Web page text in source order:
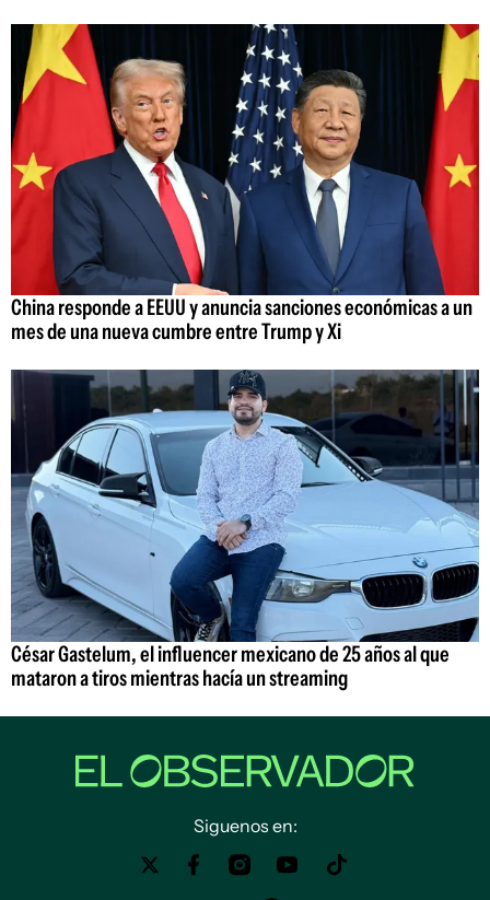
China responde a EEUU y anuncia sanciones económicas a un
mes de una nueva cumbre entre Trump y Xi
César Gastelum, el influencer mexicano de 25 años al que
mataron a tiros mientras hacía un streaming
Siguenos en: